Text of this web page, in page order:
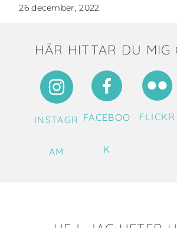
26 december, 2022
HÄR HITTAR DU MIG
INSTAGR
AM
FACEBOO
K
FLICKR